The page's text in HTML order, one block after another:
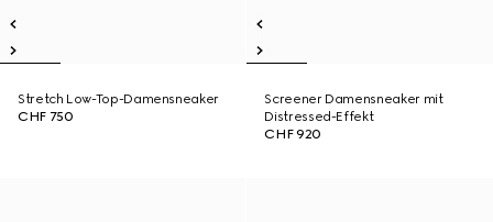
Stretch Low-Top-Damensneaker
CHF 750
Screener Damensneaker mit
Distressed-Effekt
CHF 920